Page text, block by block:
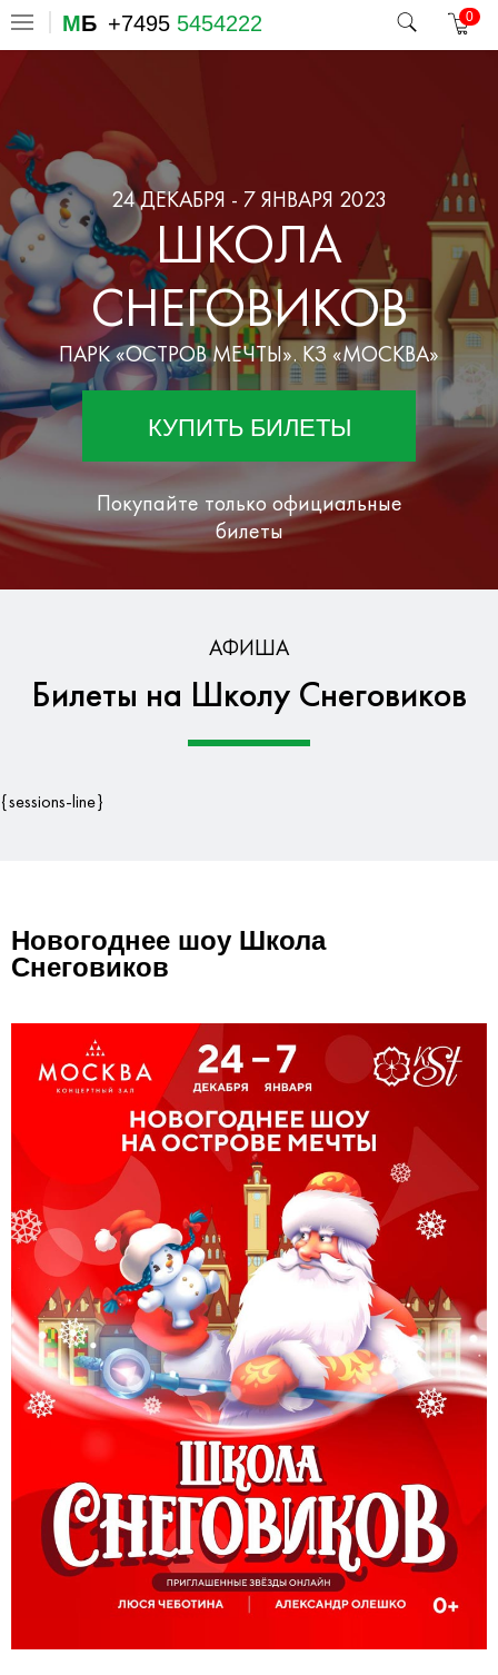
МБ +7495 5454222 0
24 ДЕКАБРЯ - 7 ЯНВАРЯ 2023
ШКОЛА
СНЕГОВИКОВ
ПАРК «ОСТРОВ МЕЧТЫ». КЗ «МОСКВА»
КУПИТЬ БИЛЕТЫ
Покупайте только официальные
билеты
Гарантия безопасности данных
АФИША
Билеты на Школу Снеговиков
{sessions-line}
Новогоднее шоу Школа
Снеговиков